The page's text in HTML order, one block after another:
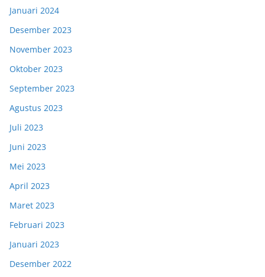
Januari 2024
Desember 2023
November 2023
Oktober 2023
September 2023
Agustus 2023
Juli 2023
Juni 2023
Mei 2023
April 2023
Maret 2023
Februari 2023
Januari 2023
Desember 2022